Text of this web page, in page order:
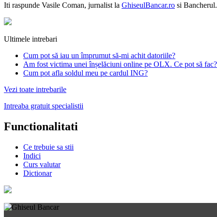
Iti raspunde Vasile Coman, jurnalist la GhiseulBancar.ro si
Ultimele intrebari
Cum pot să iau un împrumut să-mi achit datoriile?
Am fost victima unei înșelăciuni online pe OLX. Ce pot să fac?
Cum pot afla soldul meu pe cardul ING?
Vezi toate intrebarile
Intreaba gratuit specialistii
Functionalitati
Ce trebuie sa stii
Indici
Curs valutar
Dictionar